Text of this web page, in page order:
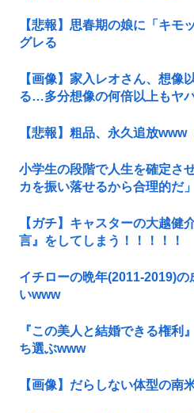
【悲報】思春期の娘に「キモ
グレる
【画像】家入レオさん、想像
る…多分想像の何倍以上もヤ
【悲報】粗品、永久追放www
小学生の段階で人生を確定さ
カを振い落せるから合理的だ
【ガチ】キャスターの大越健
言』をしてしまう！！！！！
イチローの晩年(2011-2019)
いwww
『この美人と結婚できる権利
ち選ぶwww
【画像】だらしない体型の南